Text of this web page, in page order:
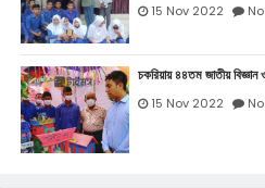
15 Nov 2022
চকরিয়ায় ৪৪তম জাতীয়
15 Nov 2022